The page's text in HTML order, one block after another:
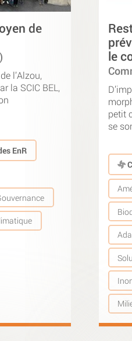
de
l’Alzou,
la SCIC BEL,
EnR
le
petit
se